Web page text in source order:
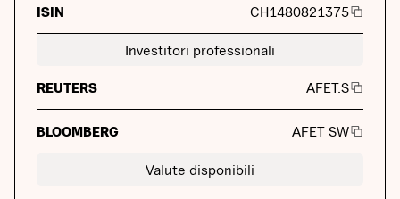
ISIN CH1480821375
Investitori professionali
REUTERS AFET.S
BLOOMBERG AFET SW
Valute disponibili